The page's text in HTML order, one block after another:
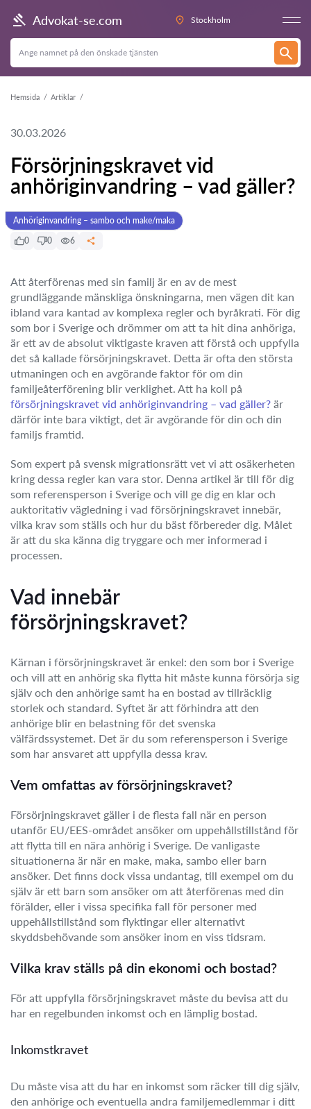
Advokat-se.com Stockholm
Hemsida Artiklar
30.03.2026
Försörjningskravet vid
anhöriginvandring – vad gäller?
Anhöriginvandring – sambo och make/maka
0
0 6
Att återförenas med sin familj är en av de mest
grundläggande mänskliga önskningarna, men vägen dit kan
ibland vara kantad av komplexa regler och byråkrati. För dig
som bor i Sverige och drömmer om att ta hit dina anhöriga,
är ett av de absolut viktigaste kraven att förstå och uppfylla
det så kallade försörjningskravet. Detta är ofta den största
utmaningen och en avgörande faktor för om din
familjeåterförening blir verklighet. Att ha koll på
försörjningskravet vid anhöriginvandring – vad gäller? är
därför inte bara viktigt, det är avgörande för din och din
familjs framtid.
Som expert på svensk migrationsrätt vet vi att osäkerheten
kring dessa regler kan vara stor. Denna artikel är till för dig
som referensperson i Sverige och vill ge dig en klar och
auktoritativ vägledning i vad försörjningskravet innebär,
vilka krav som ställs och hur du bäst förbereder dig. Målet
är att du ska känna dig tryggare och mer informerad i
processen.
Vad innebär
försörjningskravet?
Kärnan i försörjningskravet är enkel: den som bor i Sverige
och vill att en anhörig ska flytta hit måste kunna försörja sig
själv och den anhörige samt ha en bostad av tillräcklig
storlek och standard. Syftet är att förhindra att den
anhörige blir en belastning för det svenska
välfärdssystemet. Det är du som referensperson i Sverige
som har ansvaret att uppfylla dessa krav.
Vem omfattas av försörjningskravet?
Försörjningskravet gäller i de flesta fall när en person
utanför EU/EES-området ansöker om uppehållstillstånd för
att flytta till en nära anhörig i Sverige. De vanligaste
situationerna är när en make, maka, sambo eller barn
ansöker. Det finns dock vissa undantag, till exempel om du
själv är ett barn som ansöker om att återförenas med din
förälder, eller i vissa specifika fall för personer med
uppehållstillstånd som flyktingar eller alternativt
skyddsbehövande som ansöker inom en viss tidsram.
Vilka krav ställs på din ekonomi och bostad?
För att uppfylla försörjningskravet måste du bevisa att du
har en regelbunden inkomst och en lämplig bostad.
Inkomstkravet
Du måste visa att du har en inkomst som räcker till dig själv,
den anhörige och eventuella andra familjemedlemmar i ditt